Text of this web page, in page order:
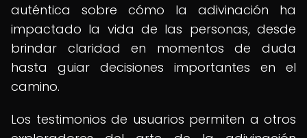
auténtica sobre cómo la adivinación ha
impactado la vida de las personas, desde
brindar claridad en momentos de duda
hasta guiar decisiones importantes en el
camino.
Los testimonios de usuarios permiten a otros